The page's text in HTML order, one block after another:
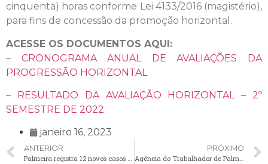
cinquenta) horas conforme Lei 4133/2016 (magistério),
para fins de concessão da promoção horizontal.
ACESSE OS DOCUMENTOS AQUI:
– CRONOGRAMA ANUAL DE AVALIAÇÕES DA
PROGRESSÃO HORIZONTAL
– RESULTADO DA AVALIAÇÃO HORIZONTAL – 2º
SEMESTRE DE 2022
janeiro 16, 2023
ANTERIOR
Palmeira registra 12 novos casos de Covid-19 no boletim desta segunda-feira (16)
PRÓXIMO
Agência do Trabalhador de Palmeira surpreende ultrapassando a meta anual de colocações no mercado de trabalho em 2022